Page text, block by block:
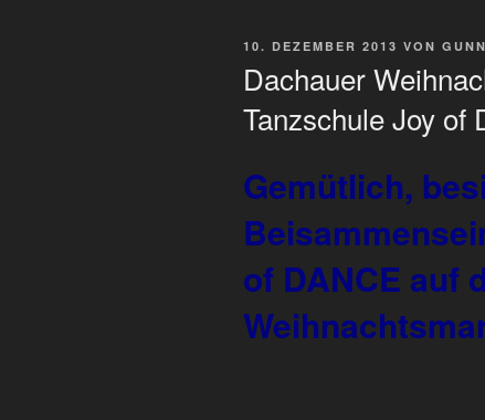
VERÖFFENTLICHT
10. DEZEMBER 2013 VON
Dachauer
Tanzschule Joy of
Gemütlich,
of DANCE auf